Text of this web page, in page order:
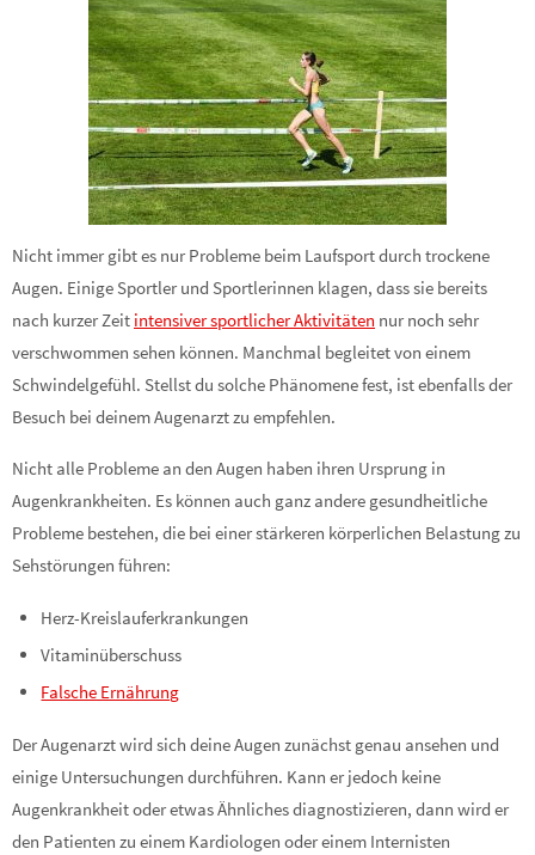
Nicht immer gibt es nur Probleme beim Laufsport durch trockene
Augen. Einige Sportler und Sportlerinnen klagen, dass sie bereits
nach kurzer Zeit intensiver sportlicher Aktivitäten nur noch sehr
verschwommen sehen können. Manchmal begleitet von einem
Schwindelgefühl. Stellst du solche Phänomene fest, ist ebenfalls der
Besuch bei deinem Augenarzt zu empfehlen.
Nicht alle Probleme an den Augen haben ihren Ursprung in
Augenkrankheiten. Es können auch ganz andere gesundheitliche
Probleme bestehen, die bei einer stärkeren körperlichen Belastung zu
Sehstörungen führen:
Herz-Kreislauferkrankungen
Vitaminüberschuss
Falsche Ernährung
Der Augenarzt wird sich deine Augen zunächst genau ansehen und
einige Untersuchungen durchführen. Kann er jedoch keine
Augenkrankheit oder etwas Ähnliches diagnostizieren, dann wird er
den Patienten zu einem Kardiologen oder einem Internisten